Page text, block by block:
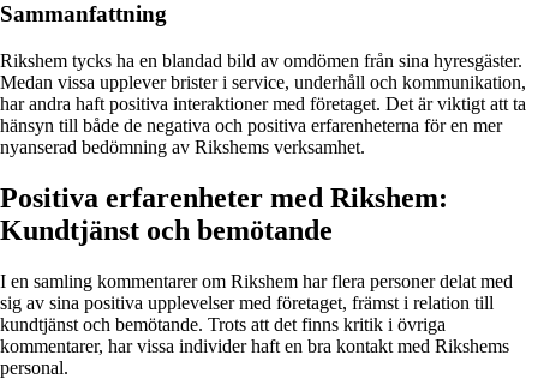
Sammanfattning
Rikshem tycks ha en blandad bild av omdömen från sina hyresgäster.
Medan vissa upplever brister i service, underhåll och kommunikation,
har andra haft positiva interaktioner med företaget. Det är viktigt att ta
hänsyn till både de negativa och positiva erfarenheterna för en mer
nyanserad bedömning av Rikshems verksamhet.
Positiva erfarenheter med Rikshem:
Kundtjänst och bemötande
I en samling kommentarer om Rikshem har flera personer delat med
sig av sina positiva upplevelser med företaget, främst i relation till
kundtjänst och bemötande. Trots att det finns kritik i övriga
kommentarer, har vissa individer haft en bra kontakt med Rikshems
personal.